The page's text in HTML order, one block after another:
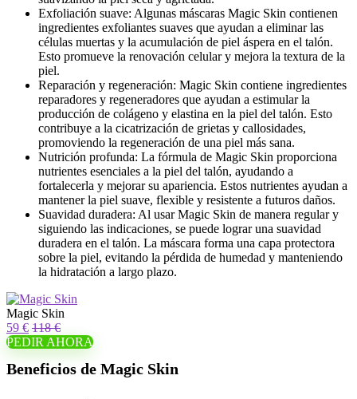
Exfoliación suave: Algunas máscaras Magic Skin contienen
ingredientes exfoliantes suaves que ayudan a eliminar las
células muertas y la acumulación de piel áspera en el talón.
Esto promueve la renovación celular y mejora la textura de la
piel.
Reparación y regeneración: Magic Skin contiene ingredientes
reparadores y regeneradores que ayudan a estimular la
producción de colágeno y elastina en la piel del talón. Esto
contribuye a la cicatrización de grietas y callosidades,
promoviendo la regeneración de una piel más sana.
Nutrición profunda: La fórmula de Magic Skin proporciona
nutrientes esenciales a la piel del talón, ayudando a
fortalecerla y mejorar su apariencia. Estos nutrientes ayudan a
mantener la piel suave, flexible y resistente a futuros daños.
Suavidad duradera: Al usar Magic Skin de manera regular y
siguiendo las indicaciones, se puede lograr una suavidad
duradera en el talón. La máscara forma una capa protectora
sobre la piel, evitando la pérdida de humedad y manteniendo
la hidratación a largo plazo.
Magic Skin
59 € 118 €
PEDIR AHORA
Beneficios de Magic Skin